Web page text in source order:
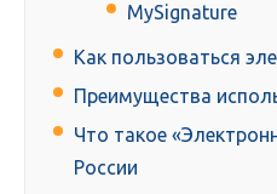
MySignature
Как пользоваться
Преимущества
Что такое
России